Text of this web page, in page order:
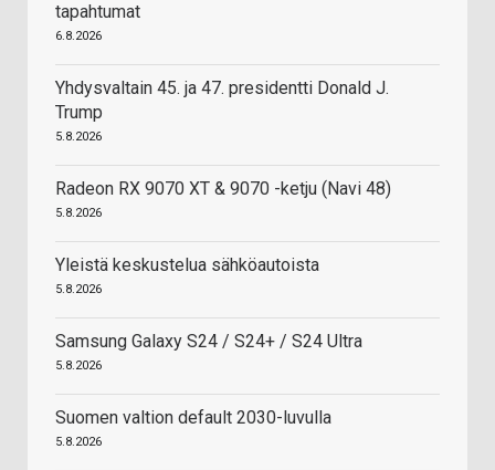
tapahtumat
6.8.2026
Yhdysvaltain 45. ja 47. presidentti Donald J.
Trump
5.8.2026
Radeon RX 9070 XT & 9070 -ketju (Navi 48)
5.8.2026
Yleistä keskustelua sähköautoista
5.8.2026
Samsung Galaxy S24 / S24+ / S24 Ultra
5.8.2026
Suomen valtion default 2030-luvulla
5.8.2026